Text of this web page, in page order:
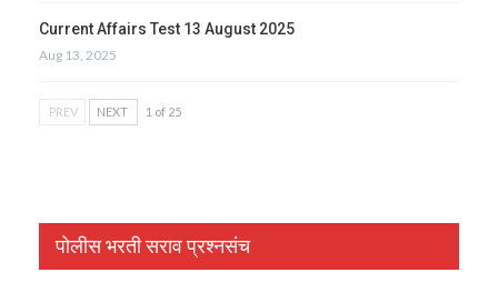
Current Affairs Test 13 August 2025
Aug 13, 2025
PREV NEXT 1 of 25
पोलीस भरती सराव प्रश्नसंच